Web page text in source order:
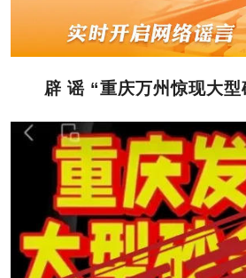
辟 谣 “重庆万州惊现大